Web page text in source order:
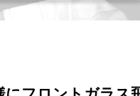
販売･買取(ﾄﾞﾗﾚｺ･ﾅﾋﾞ等)